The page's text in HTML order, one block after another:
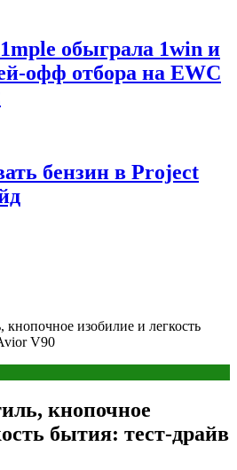
обыграла 1win и
офф отбора на EWC
бензин в Project
кнопочное изобилие и легкость
V90
кнопочное
бытия: тест-драйв